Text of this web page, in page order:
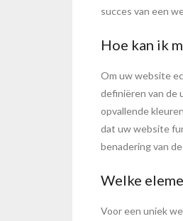
succes van een
Hoe kan ik
Om uw website
definiëren van de
opvallende
dat uw website
benadering van
Welke
Voor een uniek